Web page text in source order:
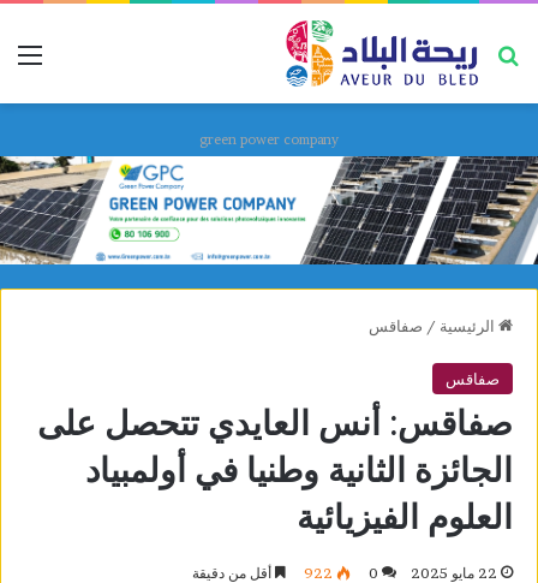
بحث عن
green power company
الرئيسية / صفاقس
صفاقس
صفاقس: أنس العايدي تتحصل على
الجائزة الثانية وطنيا في أولمبياد
العلوم الفيزيائية
22 مايو 2025 0
922 أقل من دقيقة